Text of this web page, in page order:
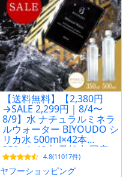
【送料無料】【2,380円
→SALE 2,299円｜8/4〜
8/9】水 ナチュラルミネラ
ルウォーター BIYOUDO シ
リカ水 500ml×42本
350ml×48本 天然水 国産
軟水 美陽堂 silica water
4.8(11017件)
ヤフーショッピング